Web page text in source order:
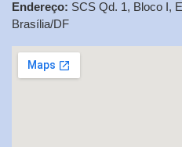
Endereço: SCS Qd. 1, Bloco I,
Brasília/DF